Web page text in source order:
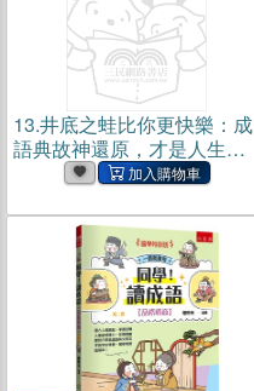
13.井底之蛙比你更快樂：成
語典故神還原，才是人生真
相與智慧(電子書)